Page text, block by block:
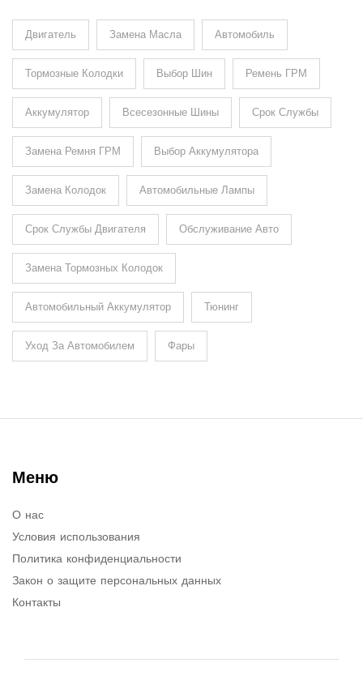
Двигатель Замена Масла Автомобиль
Тормозные Колодки Выбор Шин Ремень ГРМ
Аккумулятор Всесезонные Шины Срок Службы
Замена Ремня ГРМ Выбор Аккумулятора
Замена Колодок Автомобильные Лампы
Срок Службы Двигателя Обслуживание Авто
Замена Тормозных Колодок
Автомобильный Аккумулятор Тюнинг
Уход За Автомобилем Фары
Меню
О нас
Условия использования
Политика конфиденциальности
Закон о защите персональных данных
Контакты